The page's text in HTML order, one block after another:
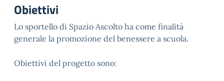
Obiettivi
Lo sportello di Spazio Ascolto ha come finalità
generale la promozione del benessere a scuola.
Obiettivi del progetto sono: